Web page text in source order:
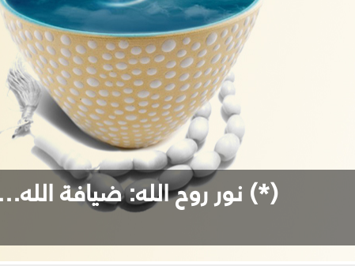
نور روح الله: ضيافة الله... في عالمين (*)